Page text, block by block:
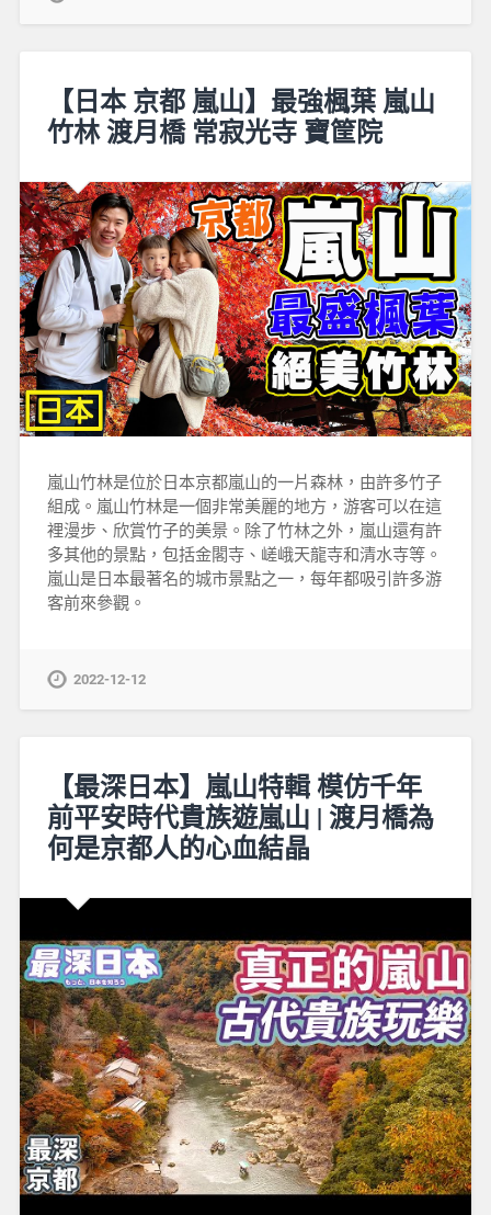
【日本 京都 嵐山】最強楓葉 嵐山
竹林 渡月橋 常寂光寺 寶筐院
嵐山竹林是位於日本京都嵐山的一片森林，由許多竹子
組成。嵐山竹林是一個非常美麗的地方，游客可以在這
裡漫步、欣賞竹子的美景。除了竹林之外，嵐山還有許
多其他的景點，包括金閣寺、嵯峨天龍寺和清水寺等。
嵐山是日本最著名的城市景點之一，每年都吸引許多游
客前來參觀。
2022-12-12
【最深日本】嵐山特輯 模仿千年
前平安時代貴族遊嵐山 | 渡月橋為
何是京都人的心血結晶